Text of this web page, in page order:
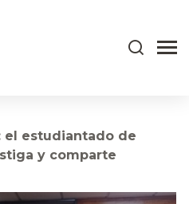
el estudiantado de
y comparte